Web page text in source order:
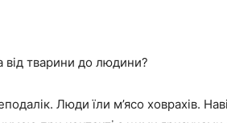
тварини до людини?
Люди їли м’ясо ховрахів.